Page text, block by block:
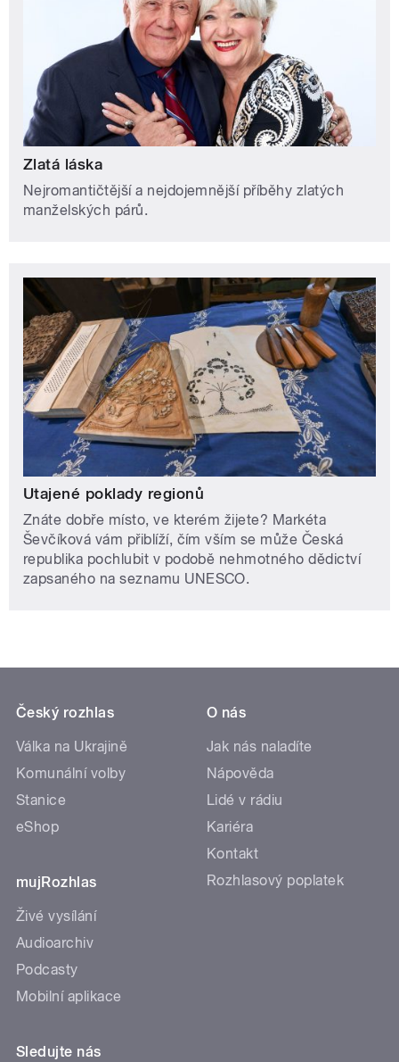
Zlatá láska
Nejromantičtější a nejdojemnější příběhy zlatých
manželských párů.
Utajené poklady regionů
Znáte dobře místo, ve kterém žijete? Markéta
Ševčíková vám přiblíží, čím vším se může Česká
republika pochlubit v podobě nehmotného dědictví
zapsaného na seznamu UNESCO.
Český rozhlas
Válka na Ukrajině
Komunální volby
Stanice
eShop
mujRozhlas
Živé vysílání
Audioarchiv
Podcasty
Mobilní aplikace
O nás
Jak nás naladíte
Nápověda
Lidé v rádiu
Kariéra
Kontakt
Rozhlasový poplatek
Sledujte nás